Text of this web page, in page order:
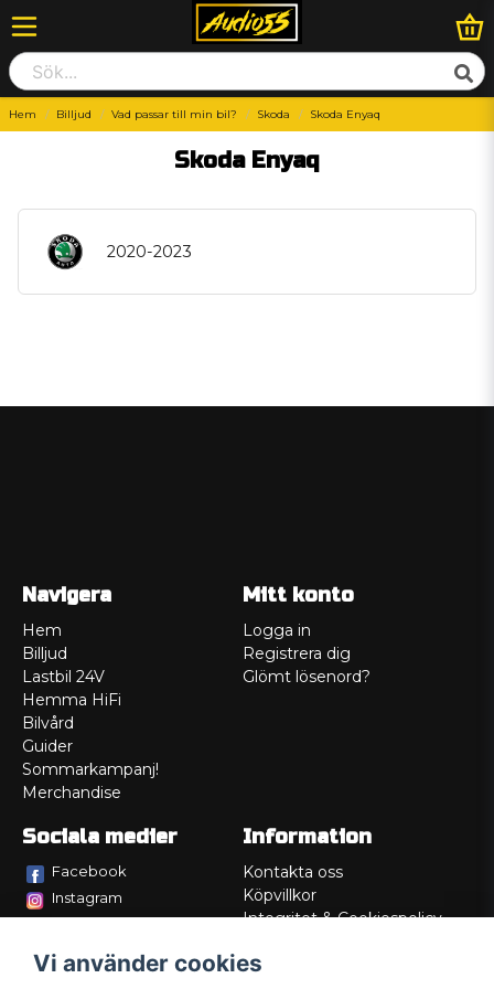
Hem Billjud Vad passar till min bil? Skoda Skoda Enyaq
Skoda Enyaq
2020-2023
Navigera
Hem
Billjud
Lastbil 24V
Hemma HiFi
Bilvård
Guider
Sommarkampanj!
Merchandise
Mitt konto
Logga in
Registrera dig
Glömt lösenord?
Sociala medier
Facebook
Instagram
Information
Kontakta oss
Köpvillkor
Integritet & Cookiespolicy
Service/Garanti
Vi använder cookies